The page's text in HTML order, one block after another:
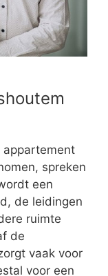
appartement
spreken
een
de leidingen
ruimte
de
vaak voor
voor een